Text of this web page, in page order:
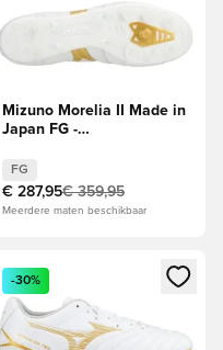
Mizuno Morelia II Made in
Japan FG -
FG
€ 287,95€ 359,95
Meerdere maten beschikbaar
of je aan te melden als
Opent een venster om in te
-30%